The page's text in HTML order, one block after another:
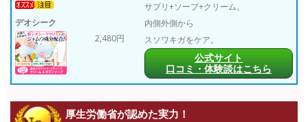
デオシーク
2,480円
サプリ+ソープ+クリーム。
内側外側から
スソワキガをケア。
公式サイト
口コミ・体験談はこちら
厚生労働省が認めた実力！